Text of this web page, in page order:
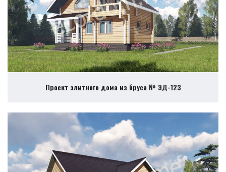
Проект элитного дома из бруса № ЭД-123